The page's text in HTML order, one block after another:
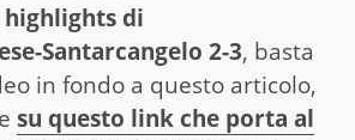
di
Santarcangelo 2-3, basta
in fondo a questo articolo,
su questo link che porta al